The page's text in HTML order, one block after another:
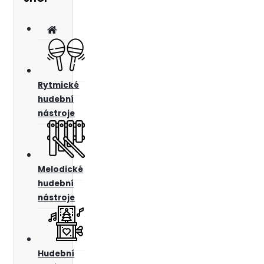
Rytmické
hudební
nástroje
Melodické
hudební
nástroje
Hudební